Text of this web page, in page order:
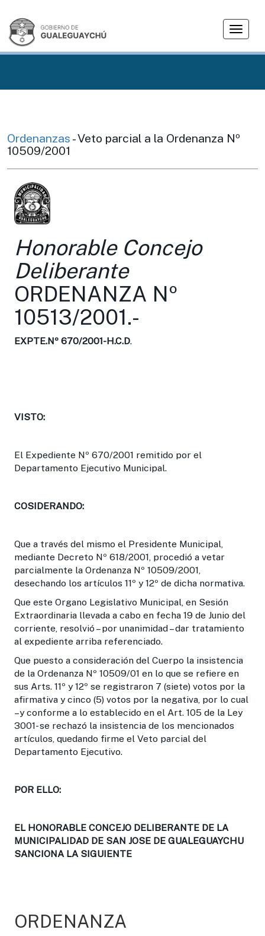
T
g
v
Ordenanzas - Veto parcial a la Ordenanza Nº
10509/2001
Honorable Concejo
Deliberante
ORDENANZA Nº
10513/2001.-
EXPTE.Nº 670/2001-H.C.D.
VISTO:
El Expediente Nº 670/2001 remitido por el
Departamento Ejecutivo Municipal.
COSIDERANDO:
Que a través del mismo el Presidente Municipal,
mediante Decreto Nº 618/2001, procedió a vetar
parcialmente la Ordenanza Nº 10509/2001,
desechando los artículos 11º y 12º de dicha normativa.
Que este Organo Legislativo Municipal, en Sesión
Extraordinaria llevada a cabo en fecha 19 de Junio del
corriente, resolvió – por unanimidad – dar tratamiento
al expediente arriba referenciado.
Que puesto a consideración del Cuerpo la insistencia
de la Ordenanza Nº 10509/01 en lo que se refiere en
sus Arts. 11º y 12º se registraron 7 (siete) votos por la
afirmativa y cinco (5) votos por la negativa, por lo cual
–y conforme a lo establecido en el Art. 105 de la Ley
3001- se rechazó la insistencia de los mencionados
artículos, quedando firme el Veto parcial del
Departamento Ejecutivo.
POR ELLO:
EL HONORABLE CONCEJO DELIBERANTE DE LA
MUNICIPALIDAD DE SAN JOSE DE GUALEGUAYCHU
SANCIONA LA SIGUIENTE
ORDENANZA